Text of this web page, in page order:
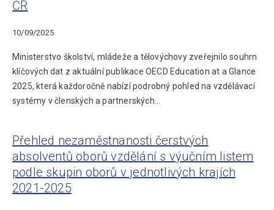
ČR
10/09/2025
Ministerstvo školství, mládeže a tělovýchovy zveřejnilo souhrn
klíčových dat z aktuální publikace OECD Education at a Glance
2025, která každoročně nabízí podrobný pohled na vzdělávací
systémy v členských a partnerských…
Přehled nezaměstnanosti čerstvých
absolventů oborů vzdělání s výučním listem
podle skupin oborů v jednotlivých krajích
2021-2025